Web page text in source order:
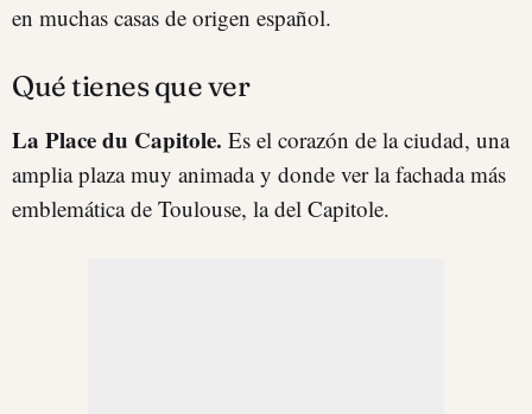
en muchas casas de origen español.
Qué tienes que ver
La Place du Capitole. Es el corazón de la ciudad, una
amplia plaza muy animada y donde ver la fachada más
emblemática de Toulouse, la del Capitole.